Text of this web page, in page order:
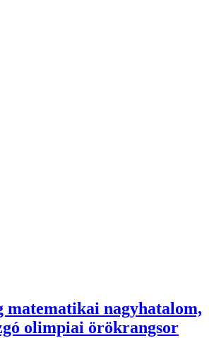
matematikai nagyhatalom,
olimpiai örökrangsor